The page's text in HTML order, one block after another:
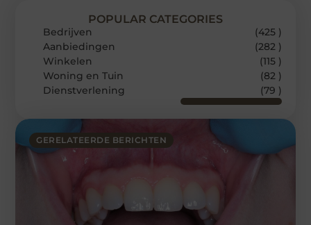
GERELATEERDE BERICHTEN
POPULAR CATEGORIES
Bedrijven
(425 )
Aanbiedingen
(282 )
Winkelen
(115 )
Woning en Tuin
(82 )
Dienstverlening
(79 )